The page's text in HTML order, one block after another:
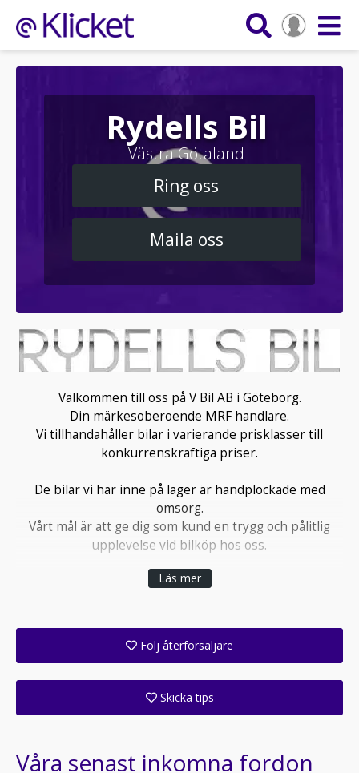
Rydells Bil
Västra Götaland
Ring oss
Maila oss
Välkommen till oss på V Bil AB i Göteborg.
Din märkesoberoende MRF handlare.
Vi tillhandahåller bilar i varierande prisklasser till
konkurrenskraftiga priser.
De bilar vi har inne på lager är handplockade med
omsorg.
Vårt mål är att ge dig som kund en trygg och pålitlig
upplevelse vid bilköp hos oss.
Genom vår samarbetspartner kan vi erbjuda
Bilfinansiering ombesörjs med hjälp av Santander Bank.
Lån upp till 100.000:- kan vi erbjuda räntefritt.
För långväga kunder ordnar vi upphämtning.
genom mail eller telefon 0735730626.
Läs mer
Följ återförsäljare
Skicka tips
Våra senast inkomna fordon